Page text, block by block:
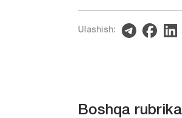
Ulashish:
Boshqa